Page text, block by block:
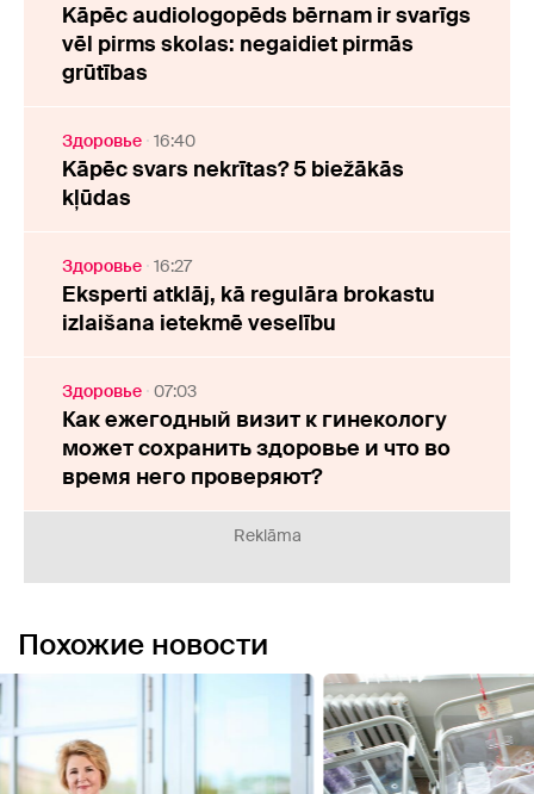
Kāpēc audiologopēds bērnam ir svarīgs
vēl pirms skolas: negaidiet pirmās
grūtības
Здоровье 16:40
Kāpēc svars nekrītas? 5 biežākās
kļūdas
Здоровье 16:27
Eksperti atklāj, kā regulāra brokastu
izlaišana ietekmē veselību
Здоровье 07:03
Как ежегодный визит к гинекологу
может сохранить здоровье и что во
время него проверяют?
Reklāma
Похожие новости